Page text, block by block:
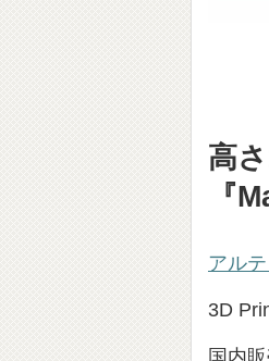
高
『
アル
3D